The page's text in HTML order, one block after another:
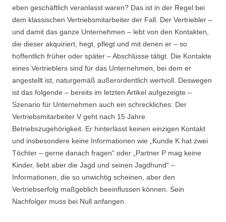
eben geschäftlich veranlasst waren? Das ist in der Regel bei
dem klassischen Vertriebsmitarbeiter der Fall. Der Vertriebler –
und damit das ganze Unternehmen – lebt von den Kontakten,
die dieser akquiriert, hegt, pflegt und mit denen er – so
hoffentlich früher oder später – Abschlüsse tätigt. Die Kontakte
eines Vertrieblers sind für das Unternehmen, bei dem er
angestellt ist, naturgemäß außerordentlich wertvoll. Deswegen
ist das folgende – bereits im letzten Artikel aufgezeigte –
Szenario für Unternehmen auch ein schreckliches: Der
Vertriebsmitarbeiter V geht nach 15 Jahre
Betriebszugehörigkeit. Er hinterlässt keinen einzigen Kontakt
und insbesondere keine Informationen wie „Kunde K hat zwei
Töchter – gerne danach fragen“ oder „Partner P mag keine
Kinder, liebt aber die Jagd und seinen Jagdhund“ –
Informationen, die so unwichtig scheinen, aber den
Vertriebserfolg maßgeblich beeinflussen können. Sein
Nachfolger muss bei Null anfangen.